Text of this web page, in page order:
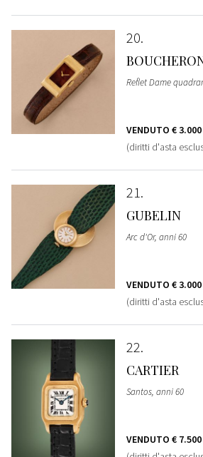
20
Reflet Dame
VENDUTO € 3.000
(diritti d'asta
21
GUBELIN
Arc d'Or, anni 60
VENDUTO € 3.000
(diritti d'asta
22
CARTIER
Santos, anni 60
VENDUTO € 7.500